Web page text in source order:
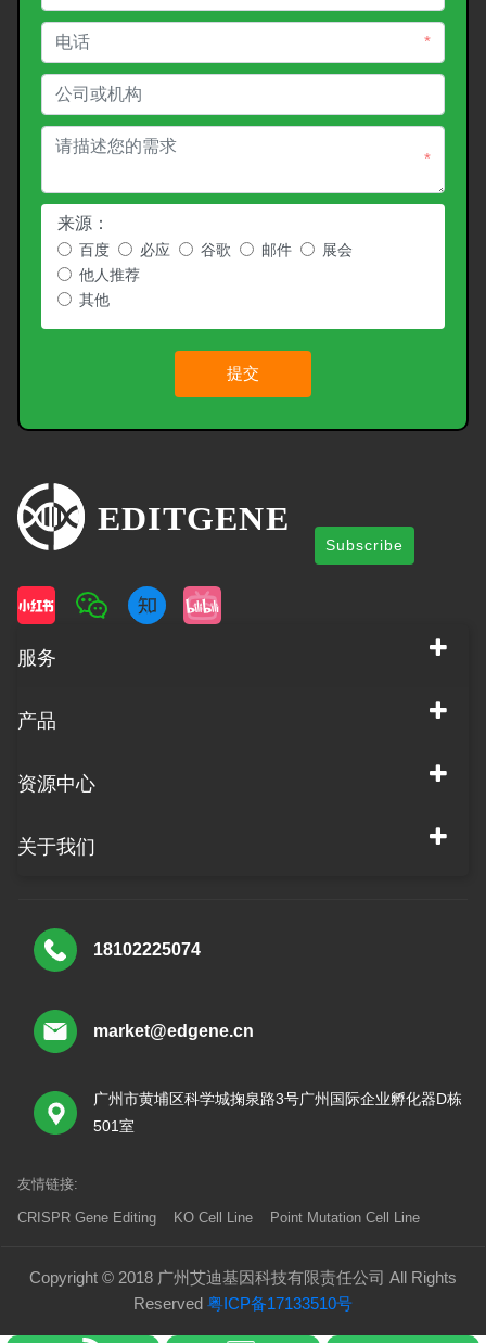
*
*
来源：
百度 必应 谷歌 邮件
展会
他人推荐
其他
提交
Subscribe
服务
产品
资源中心
关于我们
18102225074
market@edgene.cn
广州市黄埔区科学城掬泉路3号广州国际企业孵化器D栋
501室
友情链接:
CRISPR Gene Editing KO Cell Line Point Mutation Cell Line
Copyright © 2018 广州艾迪基因科技有限责任公司 All Rights
Reserved 粤ICP备17133510号